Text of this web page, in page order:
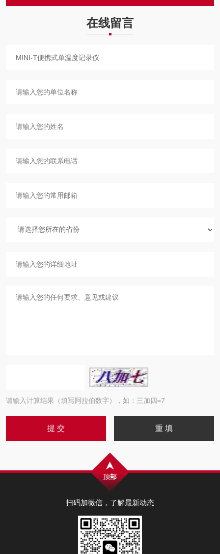
在线留言
请输入计算结果（填写阿拉伯数字），如：三加四=7
扫码加微信，了解最新动态